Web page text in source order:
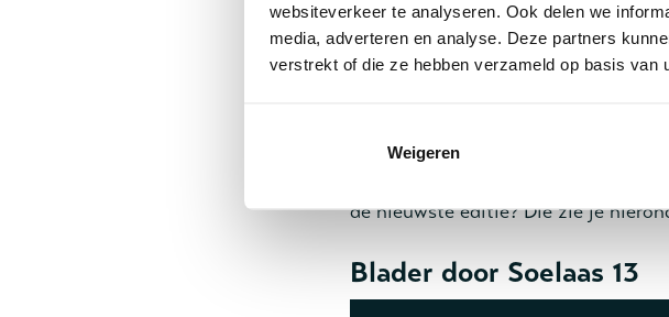
websiteverkeer te analyseren. Ook delen we
media, adverteren en analyse. Deze partners
verstrekt of die ze hebben verzameld op basis van
Weigeren
Het gratis tijdschrift
In onze digitale kiosk kun je alle
de nieuwste editie? Die zie je
Blader door Soelaas 13